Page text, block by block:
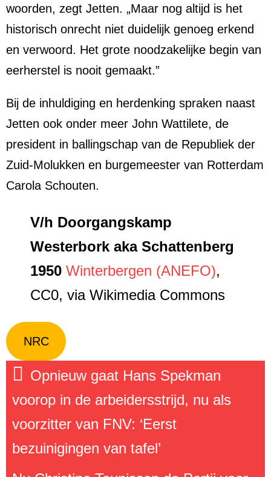
woorden, zegt Jetten. „Maar nog altijd is het
historisch onrecht niet duidelijk genoeg erkend
en verwoord. Het grote noodzakelijke begin van
eerherstel is nooit gemaakt.”
Bij de inhuldiging en herdenking spraken naast
Jetten ook onder meer John Wattilete, de
president in ballingschap van de Republiek der
Zuid-Molukken en burgemeester van Rotterdam
Carola Schouten.
V/h Doorgangskamp
Westerbork aka Schattenberg
1950 Winterbergen (ANEFO),
CC0, via Wikimedia Commons
NRC
Opnieuw gaat Hans Spekman
voorop in de arbeidersstrijd, nu als
voorzitter van FNV: ‘Eerst
bezuinigingen van tafel’